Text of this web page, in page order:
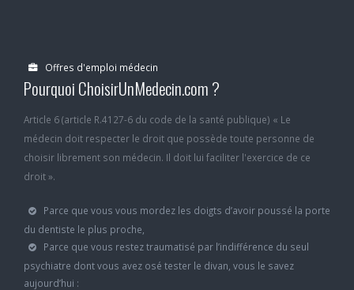
Offres d'emploi médecin
Pourquoi ChoisirUnMedecin.com ?
Article 6 (article R.4127-6 du code de la santé publique) « Le
médecin doit respecter le droit que possède toute personne de
choisir librement son médecin. Il doit lui faciliter l'exercice de ce
droit ».
Parce que vous vous mordez les doigts d’avoir poussé la porte
du dentiste le plus proche,
Parce que vous restez traumatisé par l’indifférence du seul
psychiatre dont vous avez osé tester le divan, vous le savez
aujourd’hui :